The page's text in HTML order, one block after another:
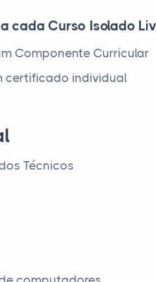
cada Curso Isolado
Componente Curricular
certificado individual
Técnicos